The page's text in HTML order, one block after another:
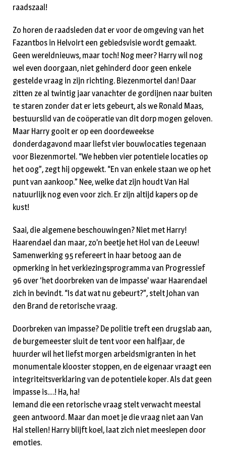
raadszaal!
Zo horen de raadsleden dat er voor de omgeving van het
Fazantbos in Helvoirt een gebiedsvisie wordt gemaakt.
Geen wereldnieuws, maar toch! Nog meer? Harry wil nog
wel even doorgaan, niet gehinderd door geen enkele
gestelde vraag in zijn richting. Biezenmortel dan! Daar
zitten ze al twintig jaar vanachter de gordijnen naar buiten
te staren zonder dat er iets gebeurt, als we Ronald Maas,
bestuurslid van de coöperatie van dit dorp mogen geloven.
Maar Harry gooit er op een doordeweekse
donderdagavond maar liefst vier bouwlocaties tegenaan
voor Biezenmortel. “We hebben vier potentiele locaties op
het oog”, zegt hij opgewekt. “En van enkele staan we op het
punt van aankoop.” Nee, welke dat zijn houdt Van Hal
natuurlijk nog even voor zich. Er zijn altijd kapers op de
kust!
Saai, die algemene beschouwingen? Niet met Harry!
Haarendael dan maar, zo’n beetje het Hol van de Leeuw!
Samenwerking 95 refereert in haar betoog aan de
opmerking in het verkiezingsprogramma van Progressief
96 over ‘het doorbreken van de impasse’ waar Haarendael
zich in bevindt. “Is dat wat nu gebeurt?”, stelt Johan van
den Brand de retorische vraag.
Doorbreken van impasse? De politie treft een drugslab aan,
de burgemeester sluit de tent voor een halfjaar, de
huurder wil het liefst morgen arbeidsmigranten in het
monumentale klooster stoppen, en de eigenaar vraagt een
integriteitsverklaring van de potentiele koper. Als dat geen
impasse is….! Ha, ha!
Iemand die een retorische vraag stelt verwacht meestal
geen antwoord. Maar dan moet je die vraag niet aan Van
Hal stellen! Harry blijft koel, laat zich niet meeslepen door
emoties.